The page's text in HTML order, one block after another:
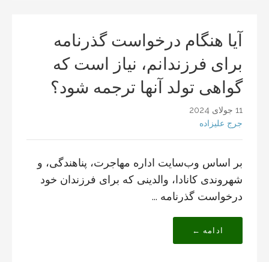
آیا هنگام درخواست گذرنامه
برای فرزندانم، نیاز است که
گواهی تولد آنها ترجمه شود؟
11 جولای 2024
جرج علیزاده
بر اساس وب‌سایت اداره مهاجرت، پناهندگی، و
شهروندی کانادا، والدینی که برای فرزندان خود
درخواست گذرنامه ...
ادامه ←